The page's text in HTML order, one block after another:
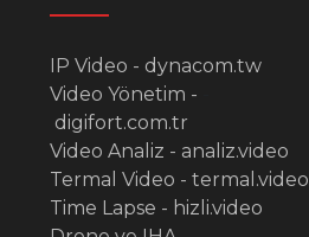
IP Video - dynacom.tw
Video Yönetim -
digifort.com.tr
Video Analiz - analiz.video
Termal Video - termal.video
Time Lapse - hizli.video